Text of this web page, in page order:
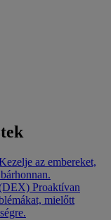
az embereket,
Proaktívan
mielőtt